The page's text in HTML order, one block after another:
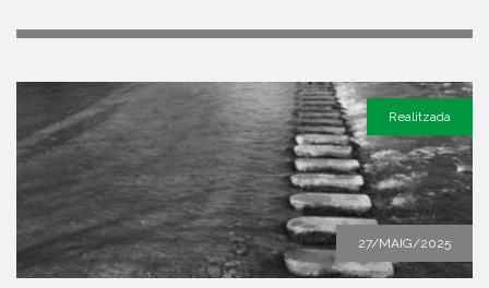
27/MAIG/2025
Realitzada